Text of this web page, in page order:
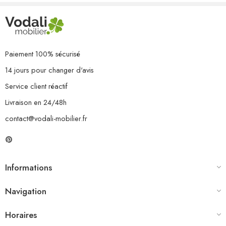
13 x coussin de dossier/latéral
Paiement 100% sécurisé
14 jours pour changer d'avis
Service client réactif
Livraison en 24/48h
contact@vodali-mobilier.fr
Informations
Navigation
Horaires